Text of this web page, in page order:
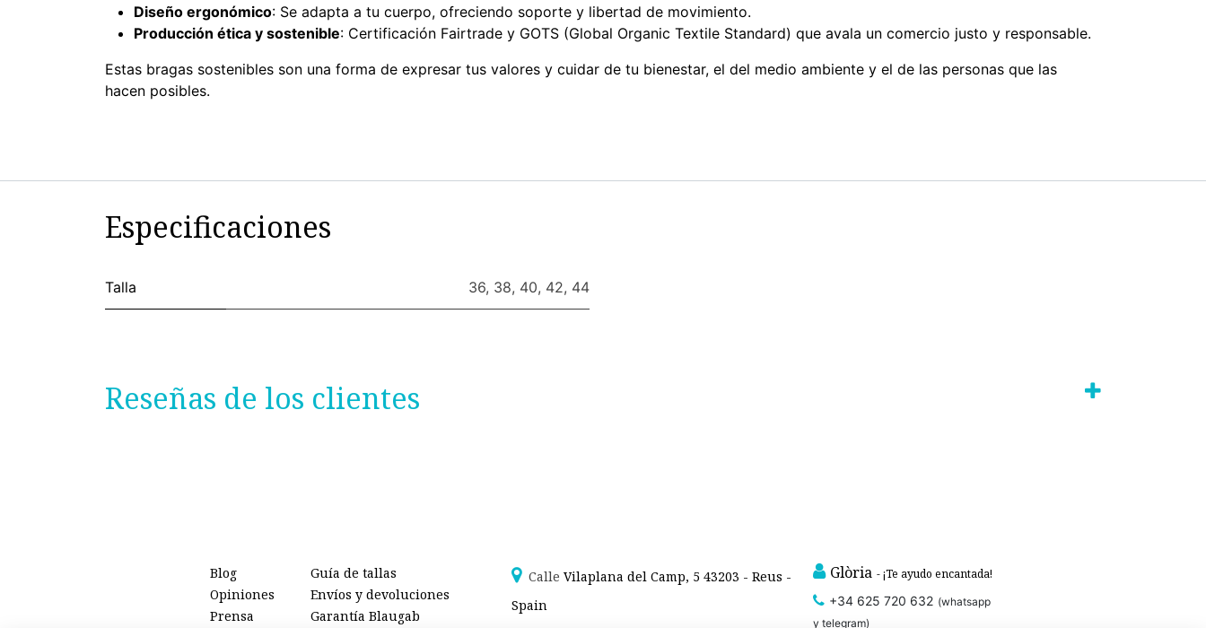
Diseño ergonómico: Se adapta a tu cuerpo, ofreciendo soporte y libertad de movimiento.
Producción ética y sostenible: Certificación Fairtrade y GOTS (Global Organic Textile Standard) que avala un comercio justo y responsable.
Estas bragas sostenibles son una forma de expresar tus valores y cuidar de tu bienestar, el del medio ambiente y el de las personas que las
hacen posibles.
Especificaciones
Talla 36, 38, 40, 42, 44
Reseñas de los clientes
Guía de tallas
Envíos y devoluciones
Garantía Blaugab
Blog
Opiniones
Prensa
Calle Vilaplana del Camp, 5 43203 - Reus -
Spain
Glòria - ¡Te ayudo encantada!
+34 625 720 632 (whatsapp
y telegram)